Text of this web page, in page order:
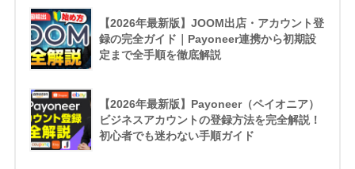
【2026年最新版】JOOM出店・アカウント登
録の完全ガイド｜Payoneer連携から初期設
定まで全手順を徹底解説
【2026年最新版】Payoneer（ペイオニア）
ビジネスアカウントの登録方法を完全解説！
初心者でも迷わない手順ガイド